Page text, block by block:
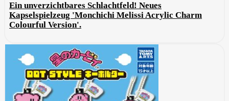
Ein unverzichtbares Schlachtfeld! Neues
Kapselspielzeug 'Monchichi Melissi Acrylic Charm
Colourful Version'.